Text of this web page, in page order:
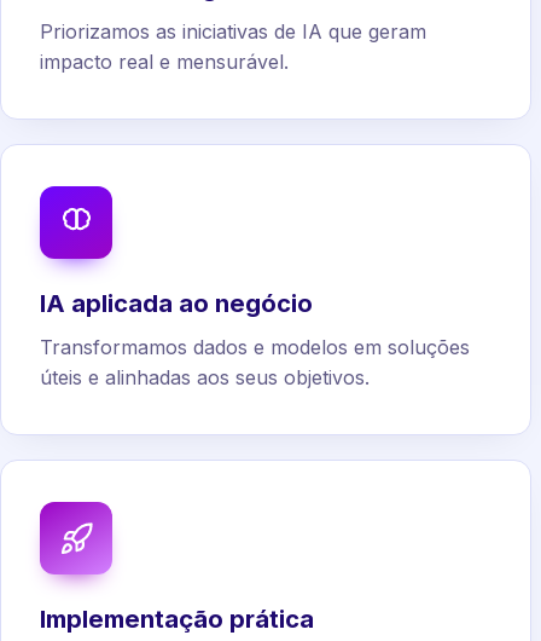
Priorizamos as iniciativas de IA que geram
impacto real e mensurável.
IA aplicada ao negócio
Transformamos dados e modelos em soluções
úteis e alinhadas aos seus objetivos.
Implementação prática